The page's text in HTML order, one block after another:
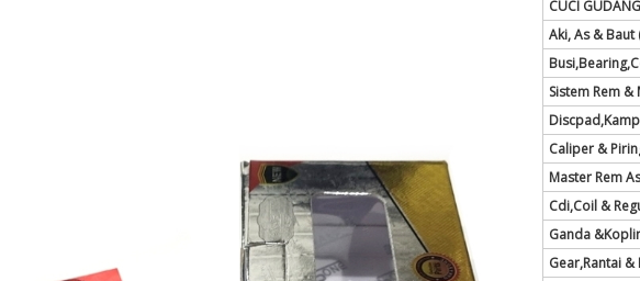
CUCI
Aki, As & Baut
Sistem Rem &
Caliper &
Master Rem
Cdi,Coil &
Ganda
Gear,Rantai &